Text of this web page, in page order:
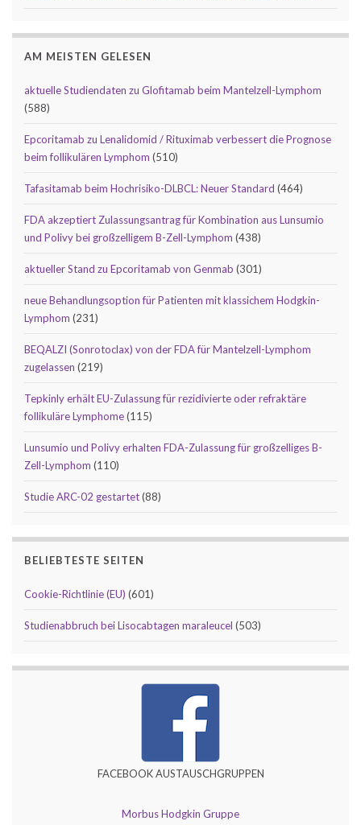
AM MEISTEN GELESEN
aktuelle Studiendaten zu Glofitamab beim Mantelzell-Lymphom
(588)
Epcoritamab zu Lenalidomid / Rituximab verbessert die Prognose
beim follikulären Lymphom (510)
Tafasitamab beim Hochrisiko-DLBCL: Neuer Standard (464)
FDA akzeptiert Zulassungsantrag für Kombination aus Lunsumio
und Polivy bei großzelligem B-Zell-Lymphom (438)
aktueller Stand zu Epcoritamab von Genmab (301)
neue Behandlungsoption für Patienten mit klassichem Hodgkin-
Lymphom (231)
BEQALZI (Sonrotoclax) von der FDA für Mantelzell-Lymphom
zugelassen (219)
Tepkinly erhält EU-Zulassung für rezidivierte oder refraktäre
follikuläre Lymphome(115)
Lunsumio und Polivy erhalten FDA-Zulassung für großzelliges B-
Zell-Lymphom (110)
Studie ARC-02 gestartet(88)
BELIEBTESTE SEITEN
Cookie-Richtlinie (EU) (601)
Studienabbruch bei Lisocabtagen maraleucel (503)
FACEBOOK AUSTAUSCHGRUPPEN
Morbus Hodgkin Gruppe